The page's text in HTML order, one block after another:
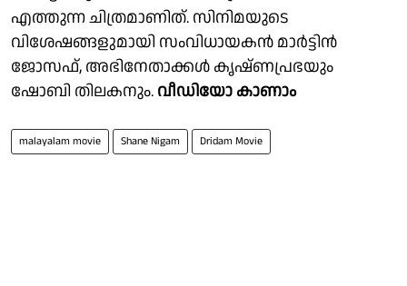
എത്തുന്ന ചിത്രമാണിത്. സിനിമയുടെ
വിശേഷങ്ങളുമായി സംവിധായകൻ മാർട്ടിൻ
ജോസഫ്, അഭിനേതാക്കൾ കൃഷ്ണപ്രഭയും
ഷോബി തിലകനും. വീഡിയോ കാണാം
malayalam movie Shane Nigam Dridam Movie